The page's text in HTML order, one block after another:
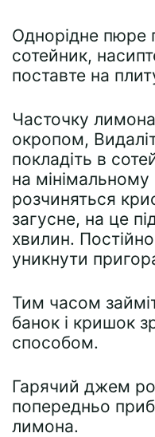
Однорідне пюре
сотейник,
поставте на
Часточку лимона
окропом,
покладіть в
на мінімальному
розчиняться
загусне, на це
хвилин.
уникнути
Тим часом
банок і кришок
способом.
Гарячий джем
попередньо
лимона.